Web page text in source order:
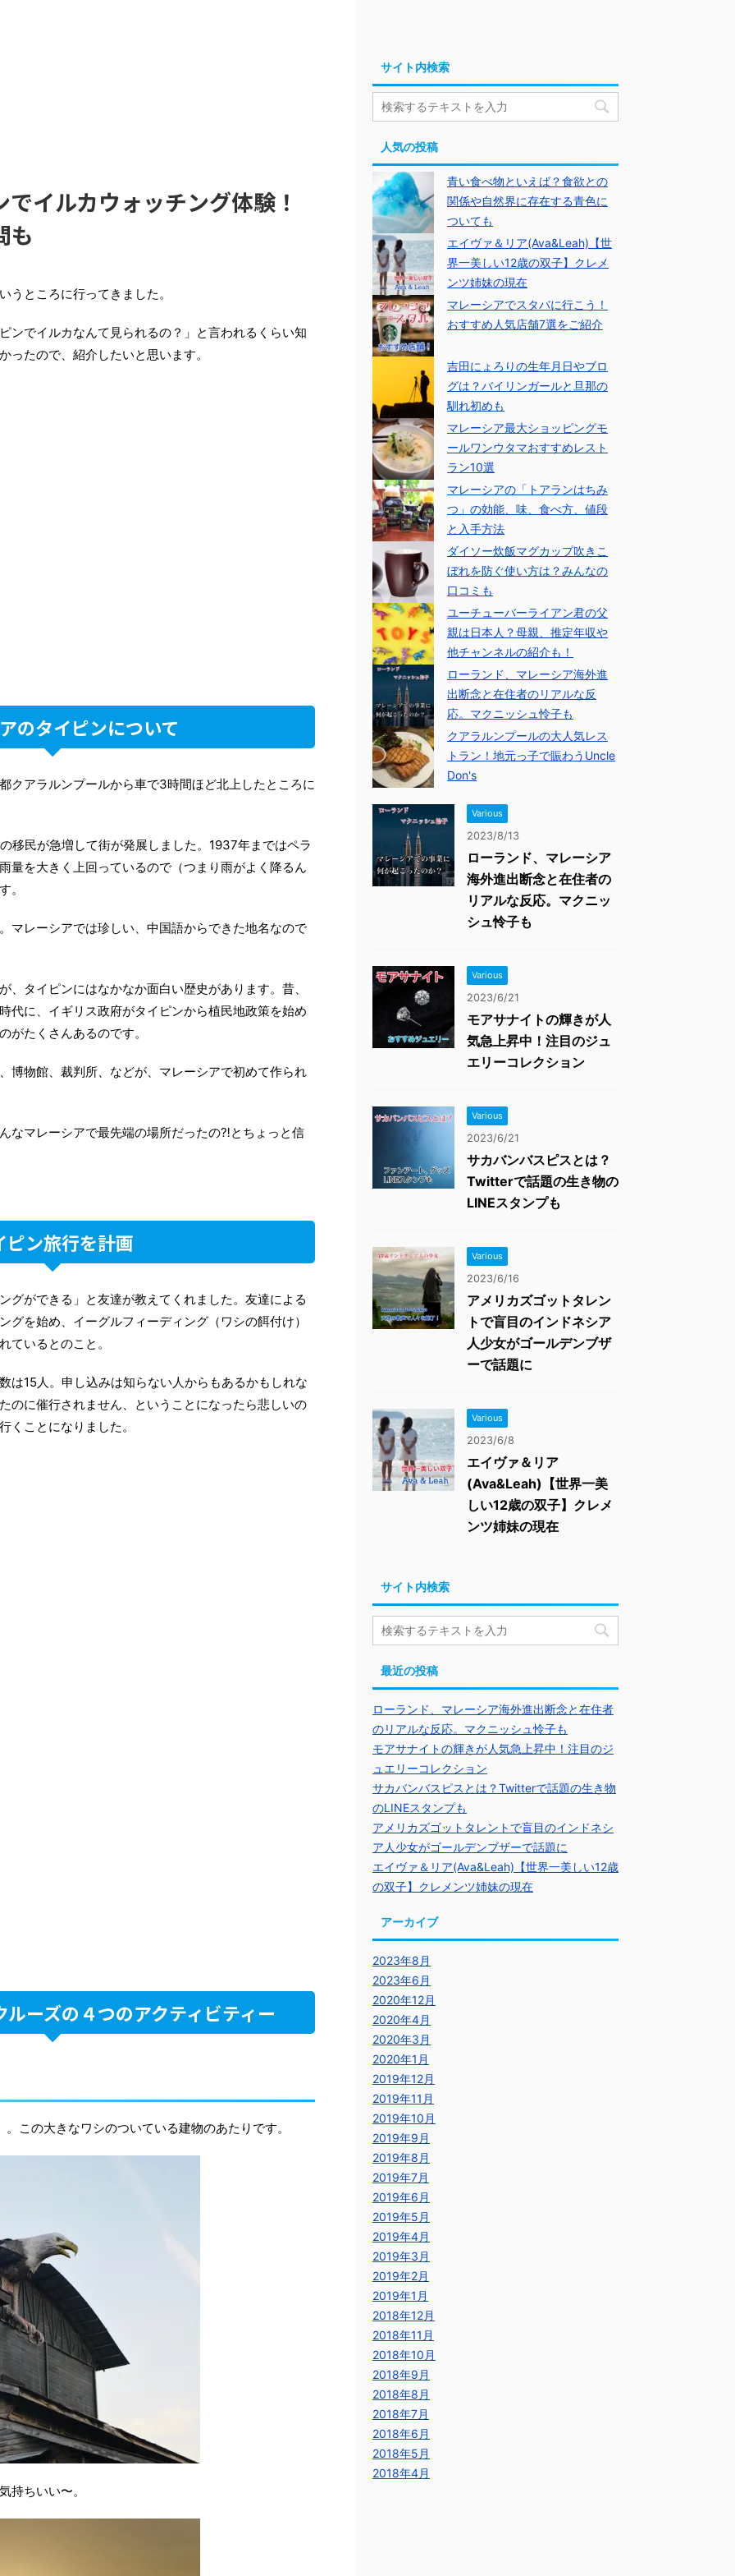
イルカウォッチング体験！
も
うところに行ってきました。
ンでイルカなんて見られるの？」と言われるくらい知
ったので、紹介したいと思います。
のタイピンについて
クアラルンプールから車で3時間ほど北上したところに
移民が急増して街が発展しました。1937年まではペラ
量を大きく上回っているので（つまり雨がよく降るん
。
マレーシアでは珍しい、中国語からできた地名なので
、タイピンにはなかなか面白い歴史があります。昔、
代に、イギリス政府がタイピンから植民地政策を始め
がたくさんあるのです。
博物館、裁判所、などが、マレーシアで初めて作られ
なマレーシアで最先端の場所だったの⁈とちょっと信
ピン旅行を計画
グができる」と友達が教えてくれました。友達による
グを始め、イーグルフィーディング（ワシの餌付け）
ているとのこと。
は15人。申し込みは知らない人からもあるかもしれな
のに催行されません、ということになったら悲しいの
くことになりました。
ーズの４つのアクティビティー
この大きなワシのついている建物のあたりです。
持ちいい〜。
サイト内検索
人気の投稿
青い食べ物といえば？食欲との
関係や自然界に存在する青色に
ついても
エイヴァ＆リア(Ava&Leah)【世
界一美しい12歳の双子】クレメ
ンツ姉妹の現在
マレーシアでスタバに行こう！
おすすめ人気店舗7選をご紹介
吉田にょろりの生年月日やブロ
グは？バイリンガールと旦那の
馴れ初めも
マレーシア最大ショッピングモ
ールワンウタマおすすめレスト
ラン10選
マレーシアの「トアランはちみ
つ」の効能、味、食べ方、値段
と入手方法
ダイソー炊飯マグカップ吹きこ
ぼれを防ぐ使い方は？みんなの
口コミも
ユーチューバーライアン君の父
親は日本人？母親、推定年収や
他チャンネルの紹介も！
ローランド、マレーシア海外進
出断念と在住者のリアルな反
応。マクニッシュ怜子も
クアラルンプールの大人気レス
トラン！地元っ子で賑わうUncle
Don's
Various
2023/8/13
ローランド、マレーシア
海外進出断念と在住者の
リアルな反応。マクニッ
シュ怜子も
Various
2023/6/21
モアサナイトの輝きが人
気急上昇中！注目のジュ
エリーコレクション
Various
2023/6/21
サカバンバスピスとは？
Twitterで話題の生き物の
LINEスタンプも
Various
2023/6/16
アメリカズゴットタレン
トで盲目のインドネシア
人少女がゴールデンブザ
ーで話題に
Various
2023/6/8
エイヴァ＆リア
(Ava&Leah)【世界一美
しい12歳の双子】クレメ
ンツ姉妹の現在
サイト内検索
最近の投稿
ローランド、マレーシア海外進出断念と在住者
のリアルな反応。マクニッシュ怜子も
モアサナイトの輝きが人気急上昇中！注目のジ
ュエリーコレクション
サカバンバスピスとは？Twitterで話題の生き物
のLINEスタンプも
アメリカズゴットタレントで盲目のインドネシ
ア人少女がゴールデンブザーで話題に
エイヴァ＆リア(Ava&Leah)【世界一美しい12歳
の双子】クレメンツ姉妹の現在
アーカイブ
2023年8月
2023年6月
2020年12月
2020年4月
2020年3月
2020年1月
2019年12月
2019年11月
2019年10月
2019年9月
2019年8月
2019年7月
2019年6月
2019年5月
2019年4月
2019年3月
2019年2月
2019年1月
2018年12月
2018年11月
2018年10月
2018年9月
2018年8月
2018年7月
2018年6月
2018年5月
2018年4月